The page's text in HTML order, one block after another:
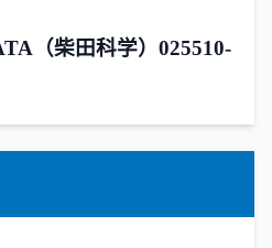
（柴田科学）025510-